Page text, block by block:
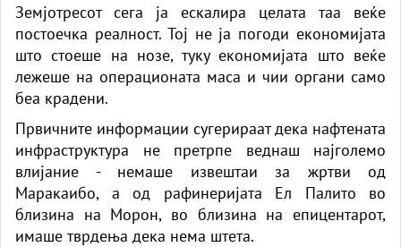
Земјотресот сега ја ескалира целата таа веќе
постоечка реалност. Тој не ја погоди економијата
што стоеше на нозе, туку економијата што веќе
лежеше на операционата маса и чии органи само
беа крадени.
Првичните информации сугерираат дека нафтената
инфраструктура не претрпе веднаш најголемо
влијание - немаше извештаи за жртви од
Маракаибо, а од рафинеријата Ел Палито во
близина на Морон, во близина на епицентарот,
имаше тврдења дека нема штета.